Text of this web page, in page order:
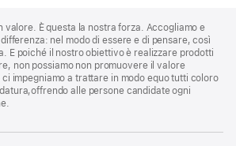
valore. È questa la nostra forza. Accogliamo e
nel modo di essere e di pensare, così
E poiché il nostro obiettivo è realizzare prodotti
non possiamo non promuovere il valore
impegniamo a trattare in modo equo tutti coloro
alle persone candidate ogni